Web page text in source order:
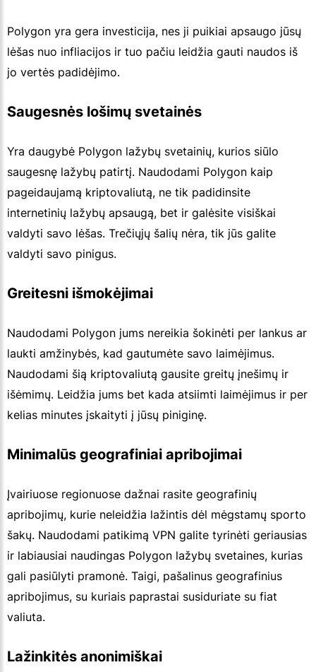
Polygon yra gera investicija, nes ji puikiai apsaugo jūsų
lėšas nuo infliacijos ir tuo pačiu leidžia gauti naudos iš
jo vertės padidėjimo.
Saugesnės lošimų svetainės
Yra daugybė Polygon lažybų svetainių, kurios siūlo
saugesnę lažybų patirtį. Naudodami Polygon kaip
pageidaujamą kriptovaliutą, ne tik padidinsite
internetinių lažybų apsaugą, bet ir galėsite visiškai
valdyti savo lėšas. Trečiųjų šalių nėra, tik jūs galite
valdyti savo pinigus.
Greitesni išmokėjimai
Naudodami Polygon jums nereikia šokinėti per lankus ar
laukti amžinybės, kad gautumėte savo laimėjimus.
Naudodami šią kriptovaliutą gausite greitų įnešimų ir
išėmimų. Leidžia jums bet kada atsiimti laimėjimus ir per
kelias minutes įskaityti į jūsų piniginę.
Minimalūs geografiniai apribojimai
Įvairiuose regionuose dažnai rasite geografinių
apribojimų, kurie neleidžia lažintis dėl mėgstamų sporto
šakų. Naudodami patikimą VPN galite tyrinėti geriausias
ir labiausiai naudingas Polygon lažybų svetaines, kurias
gali pasiūlyti pramonė. Taigi, pašalinus geografinius
apribojimus, su kuriais paprastai susiduriate su fiat
valiuta.
Lažinkitės anonimiškai